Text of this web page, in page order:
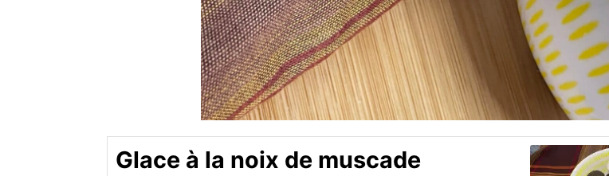
Glace à la noix de muscade